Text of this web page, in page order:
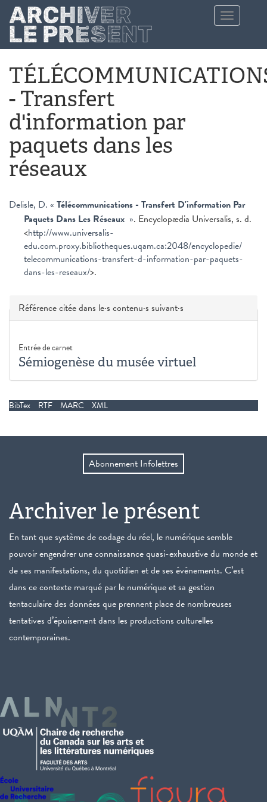
Aller au contenu principal
Toggle
navigation
- Transfert
d'information par
paquets dans les
réseaux
Delisle, D. « Télécommunications - Transfert D'information Par
Paquets Dans Les Réseaux ». Encyclopædia Universalis, s. d.
<http://www.universalis-
edu.com.proxy.bibliotheques.uqam.ca:2048/encyclopedie/
telecommunications-transfert-d-information-par-paquets-
dans-les-reseaux/>.
Masquer
Référence citée dans le·s contenu·s suivant·s
Entrée de carnet
Sémiogenèse du musée virtuel
BibTex RTF MARC XML
Abonnement Infolettres
Archiver le présent
En tant que système de codage du réel, le numérique semble
pouvoir engendrer une connaissance quasi-exhaustive du monde et
de ses manifestations, du quotidien et de ses événements. C’est
dans ce contexte marqué par le numérique et sa gestion
tentaculaire des données que prennent place de nombreuses
tentatives d’épuisement dans les productions culturelles
contemporaines.